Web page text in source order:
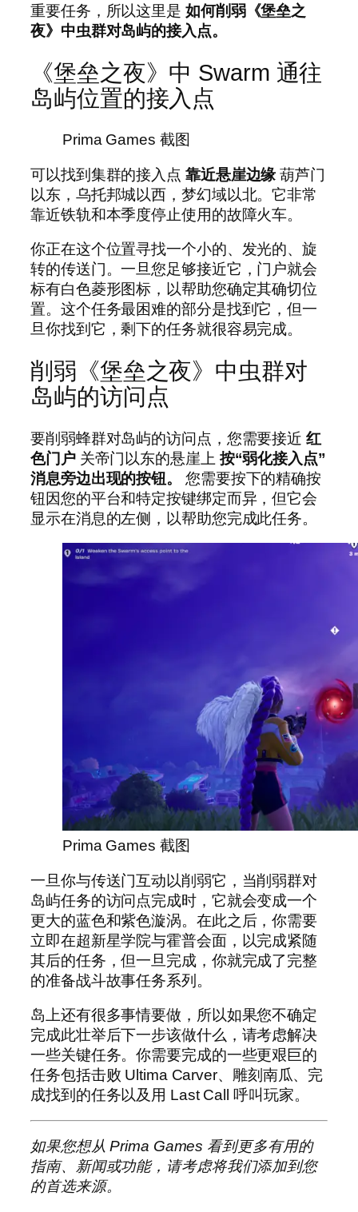
重要任务，所以这里是 如何削弱《堡垒之
夜》中虫群对岛屿的接入点。
《堡垒之夜》中 Swarm 通往
岛屿位置的接入点
Prima Games 截图
可以找到集群的接入点 靠近悬崖边缘 葫芦门
以东，乌托邦城以西，梦幻域以北。它非常
靠近铁轨和本季度停止使用的故障火车。
你正在这个位置寻找一个小的、发光的、旋
转的传送门。一旦您足够接近它，门户就会
标有白色菱形图标，以帮助您确定其确切位
置。这个任务最困难的部分是找到它，但一
旦你找到它，剩下的任务就很容易完成。
削弱《堡垒之夜》中虫群对
岛屿的访问点
要削弱蜂群对岛屿的访问点，您需要接近红
色门户关帝门以东的悬崖上 按“弱化接入点”
消息旁边出现的按钮。 您需要按下的精确按
钮因您的平台和特定按键绑定而异，但它会
显示在消息的左侧，以帮助您完成此任务。
Prima Games 截图
一旦你与传送门互动以削弱它，当削弱群对
岛屿任务的访问点完成时，它就会变成一个
更大的蓝色和紫色漩涡。在此之后，你需要
立即在超新星学院与霍普会面，以完成紧随
其后的任务，但一旦完成，你就完成了完整
的准备战斗故事任务系列。
岛上还有很多事情要做，所以如果您不确定
完成此壮举后下一步该做什么，请考虑解决
一些关键任务。你需要完成的一些更艰巨的
任务包括击败 Ultima Carver、雕刻南瓜、完
成找到的任务以及用 Last Call 呼叫玩家。
如果您想从 Prima Games 看到更多有用的
指南、新闻或功能，请考虑将我们添加到您
的首选来源。